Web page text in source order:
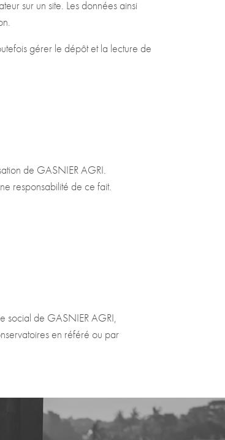
sur un site. Les données ainsi
gérer le dépôt et la lecture de
de GASNIER AGRI.
responsabilité de ce fait.
social de GASNIER AGRI,
en référé ou par